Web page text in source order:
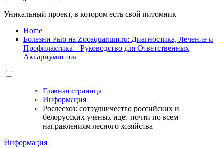
Уникальный проект, в котором есть свой питомник
Home
Болезни Рыб на Zooaquarium.ru: Диагностика, Лечение и
Профилактика – Руководство для Ответственных
Аквариумистов
Главная страница
Информация
Рослесхоз: сотрудничество российских и
белорусских ученых идет почти по всем
направлениям лесного хозяйства
Информация